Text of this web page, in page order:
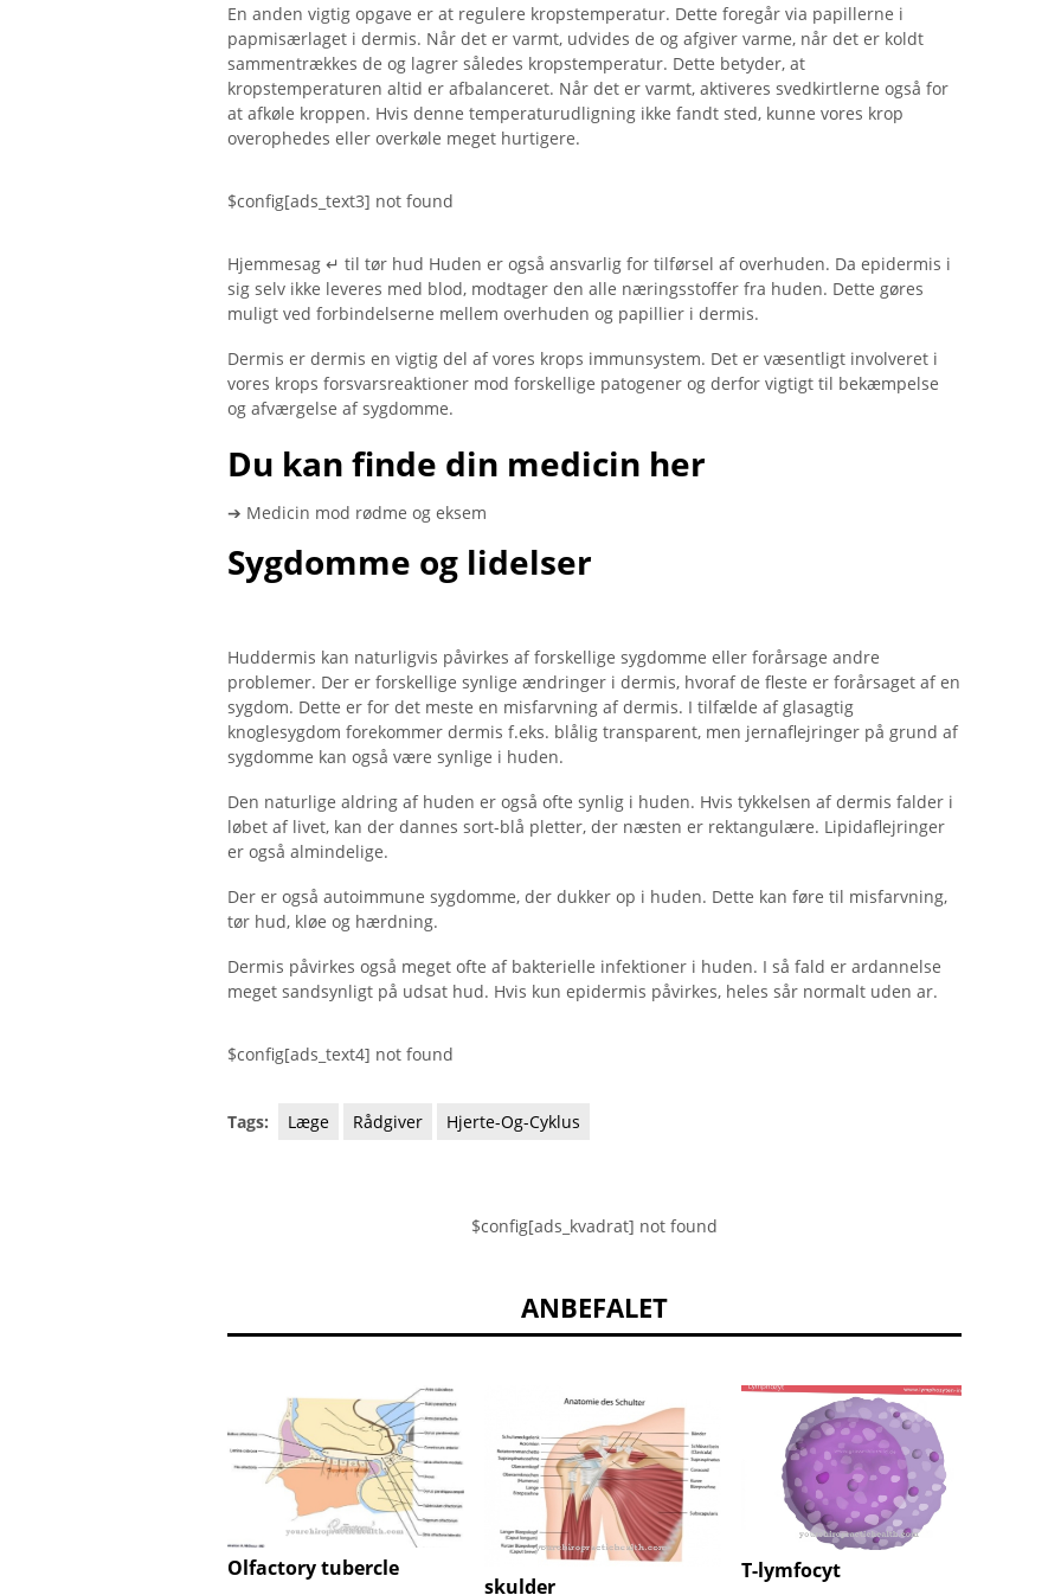
En anden vigtig opgave er at regulere kropstemperatur. Dette foregår via papillerne i
papmisærlaget i dermis. Når det er varmt, udvides de og afgiver varme, når det er koldt
sammentrækkes de og lagrer således kropstemperatur. Dette betyder, at
kropstemperaturen altid er afbalanceret. Når det er varmt, aktiveres svedkirtlerne også for
at afkøle kroppen. Hvis denne temperaturudligning ikke fandt sted, kunne vores krop
overophedes eller overkøle meget hurtigere.
$config[ads_text3] not found
Hjemmesag ↵ til tør hud Huden er også ansvarlig for tilførsel af overhuden. Da epidermis i
sig selv ikke leveres med blod, modtager den alle næringsstoffer fra huden. Dette gøres
muligt ved forbindelserne mellem overhuden og papillier i dermis.
Dermis er dermis en vigtig del af vores krops immunsystem. Det er væsentligt involveret i
vores krops forsvarsreaktioner mod forskellige patogener og derfor vigtigt til bekæmpelse
og afværgelse af sygdomme.
Du kan finde din medicin her
➔ Medicin mod rødme og eksem
Sygdomme og lidelser
Huddermis kan naturligvis påvirkes af forskellige sygdomme eller forårsage andre
problemer. Der er forskellige synlige ændringer i dermis, hvoraf de fleste er forårsaget af en
sygdom. Dette er for det meste en misfarvning af dermis. I tilfælde af glasagtig
knoglesygdom forekommer dermis f.eks. blålig transparent, men jernaflejringer på grund af
sygdomme kan også være synlige i huden.
Den naturlige aldring af huden er også ofte synlig i huden. Hvis tykkelsen af ​​dermis falder i
løbet af livet, kan der dannes sort-blå pletter, der næsten er rektangulære. Lipidaflejringer
er også almindelige.
Der er også autoimmune sygdomme, der dukker op i huden. Dette kan føre til misfarvning,
tør hud, kløe og hærdning.
Dermis påvirkes også meget ofte af bakterielle infektioner i huden. I så fald er ardannelse
meget sandsynligt på udsat hud. Hvis kun epidermis påvirkes, heles sår normalt uden ar.
$config[ads_text4] not found
Tags: Læge Rådgiver Hjerte-Og-Cyklus
$config[ads_kvadrat] not found
ANBEFALET
Olfactory tubercle
skulder
T-lymfocyt